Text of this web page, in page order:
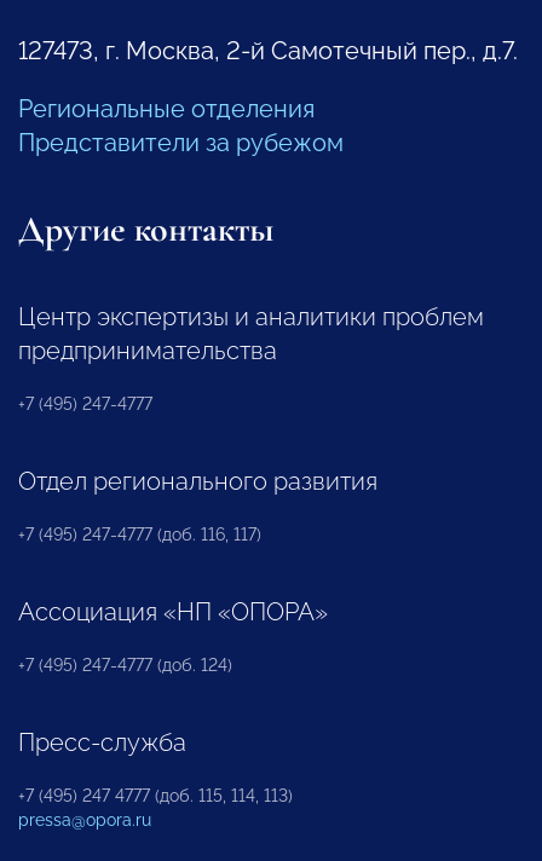
127473, г. Москва, 2-й Самотечный пер., д.7.
Региональные отделения
Представители за рубежом
Другие контакты
Центр экспертизы и аналитики проблем
предпринимательства
+7 (495) 247-4777
Отдел регионального развития
+7 (495) 247-4777 (доб. 116, 117)
Ассоциация «НП «ОПОРА»
+7 (495) 247-4777 (доб. 124)
Пресс-служба
+7 (495) 247 4777 (доб. 115, 114, 113)
pressa@opora.ru